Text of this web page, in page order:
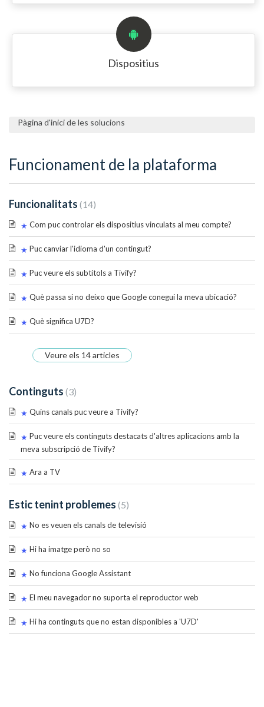
Dispositius
Pàgina d'inici de les solucions
Funcionament de la plataforma
Funcionalitats 14
Com puc controlar els dispositius vinculats al meu compte?
Puc canviar l'idioma d'un contingut?
Puc veure els subtítols a Tivify?
Què passa si no deixo que Google conegui la meva ubicació?
Què significa U7D?
Veure els 14 articles
Continguts 3
Quins canals puc veure a Tivify?
Puc veure els continguts destacats d'altres aplicacions amb la
meva subscripció de Tivify?
Ara a TV
Estic tenint problemes 5
No es veuen els canals de televisió
Hi ha imatge però no so
No funciona Google Assistant
El meu navegador no suporta el reproductor web
Hi ha continguts que no estan disponibles a 'U7D'